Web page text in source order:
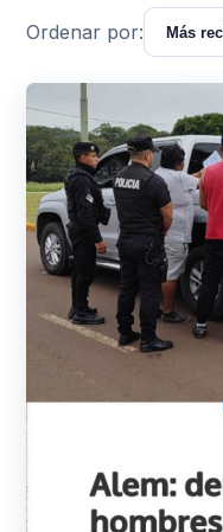
Ordenar por: